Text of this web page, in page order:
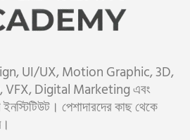
UI/UX, Motion Graphic, 3D,
Digital Marketing এবং
পেশাদারদের কাছ থেকে